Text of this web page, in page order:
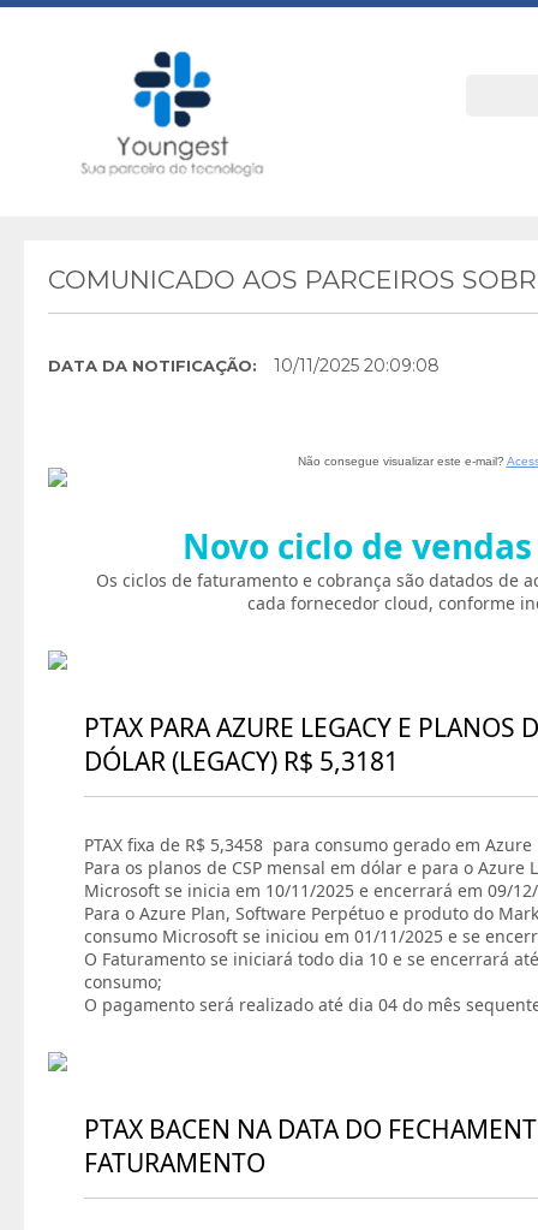
COMUNICADO AOS PARCEIROS
DATA DA NOTIFICAÇÃO: 10/11/2025 20:09:08
Não consegue visualizar este e-mail?
Novo ciclo de
Os ciclos de faturamento e cobrança são datados de
cada fornecedor cloud, conforme
PTAX PARA AZURE LEGACY E PLANOS
DÓLAR (LEGACY) R$ 5,3181
PTAX fixa de R$ 5,3458 para consumo gerado em
Para os planos de CSP mensal em dólar e para o Azure
Microsoft se inicia em 10/11/2025 e encerrará em 09/
Para o Azure Plan, Software Perpétuo e produto do
consumo Microsoft se iniciou em 01/11/2025 e se
O Faturamento se iniciará todo dia 10 e se encerrará
consumo;
O pagamento será realizado até dia 04 do mês
PTAX BACEN NA DATA DO
FATURAMENTO